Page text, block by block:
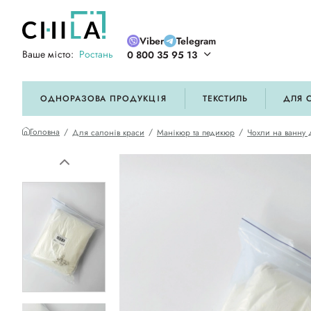
Ваше місто: Ростань
Viber
Telegram
0 800 35 95 13
ОДНОРАЗОВА ПРОДУКЦІЯ ТЕКСТИЛЬ ДЛЯ
Головна Для салонів краси Манікюр та педикюр Чохли на ванну